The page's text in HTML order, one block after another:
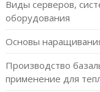
Виды серверов,
оборудования
Основы
Производство
применение для